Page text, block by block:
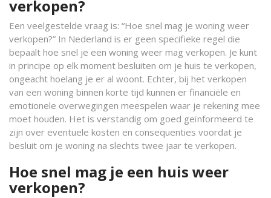
verkopen?
Een veelgestelde vraag is: “Hoe snel mag je woning weer
verkopen?” In Nederland is er geen specifieke regel die
bepaalt hoe snel je een woning weer mag verkopen. Je kunt
in principe op elk moment besluiten om je huis te verkopen,
ongeacht hoelang je er al woont. Echter, bij het verkopen
van een woning binnen korte tijd kunnen er financiële en
emotionele overwegingen meespelen waar je rekening mee
moet houden. Het is verstandig om goed geïnformeerd te
zijn over eventuele kosten en consequenties voordat je
besluit om je woning na slechts twee jaar te verkopen.
Hoe snel mag je een huis weer
verkopen?